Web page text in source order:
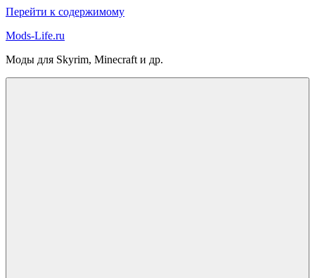
Перейти к содержимому
Mods-Life.ru
Моды для Skyrim, Minecraft и др.